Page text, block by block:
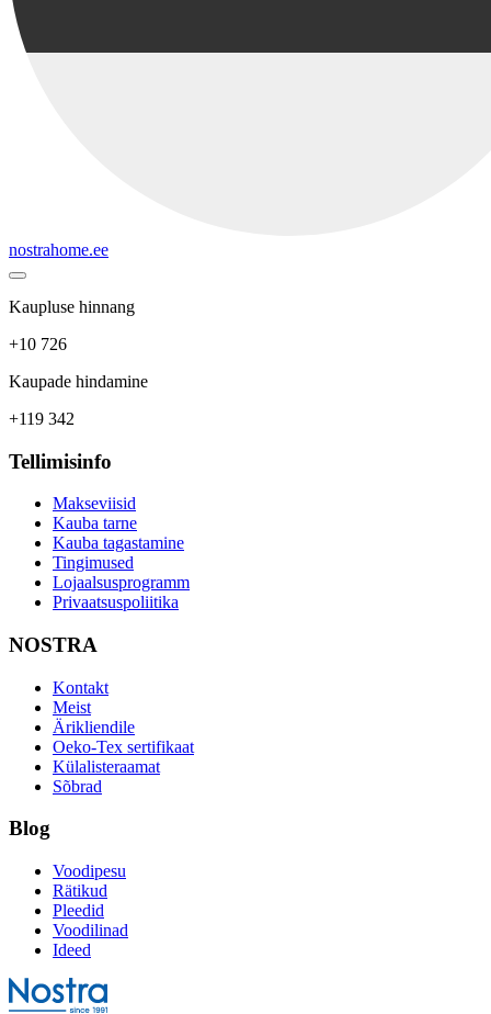
nostrahome.ee
Kaupluse hinnang
+10 726
Kaupade hindamine
+119 342
Tellimisinfo
Makseviisid
Kauba tarne
Kauba tagastamine
Tingimused
Lojaalsusprogramm
Privaatsuspoliitika
NOSTRA
Kontakt
Meist
Ärikliendile
Oeko-Tex sertifikaat
Külalisteraamat
Sõbrad
Blog
Voodipesu
Rätikud
Pleedid
Voodilinad
Ideed